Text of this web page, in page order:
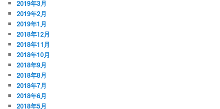
2019年3月
2019年2月
2019年1月
2018年12月
2018年11月
2018年10月
2018年9月
2018年8月
2018年7月
2018年6月
2018年5月